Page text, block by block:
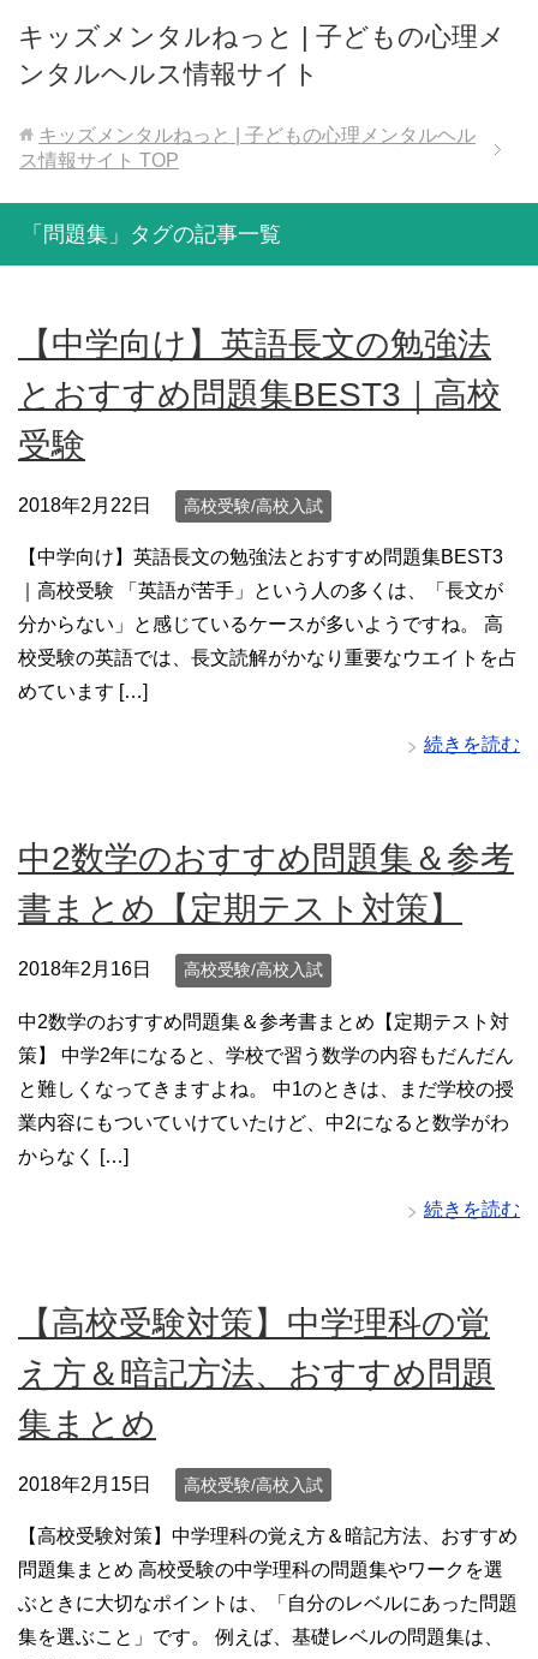
キッズメンタルねっと | 子どもの心理メ
ンタルヘルス情報サイト
キッズメンタルねっと | 子どもの心理メンタルヘル
ス情報サイト TOP
「問題集」タグの記事一覧
【中学向け】英語長文の勉強法
とおすすめ問題集BEST3｜高校
受験
2018年2月22日 高校受験/高校入試
【中学向け】英語長文の勉強法とおすすめ問題集BEST3
｜高校受験 「英語が苦手」という人の多くは、「長文が
分からない」と感じているケースが多いようですね。 高
校受験の英語では、長文読解がかなり重要なウエイトを占
めています […]
続きを読む
中2数学のおすすめ問題集＆参考
書まとめ【定期テスト対策】
2018年2月16日 高校受験/高校入試
中2数学のおすすめ問題集＆参考書まとめ【定期テスト対
策】 中学2年になると、学校で習う数学の内容もだんだん
と難しくなってきますよね。 中1のときは、まだ学校の授
業内容にもついていけていたけど、中2になると数学がわ
からなく […]
続きを読む
【高校受験対策】中学理科の覚
え方＆暗記方法、おすすめ問題
集まとめ
2018年2月15日 高校受験/高校入試
【高校受験対策】中学理科の覚え方＆暗記方法、おすすめ
問題集まとめ 高校受験の中学理科の問題集やワークを選
ぶときに大切なポイントは、「自分のレベルにあった問題
集を選ぶこと」です。 例えば、基礎レベルの問題集は、